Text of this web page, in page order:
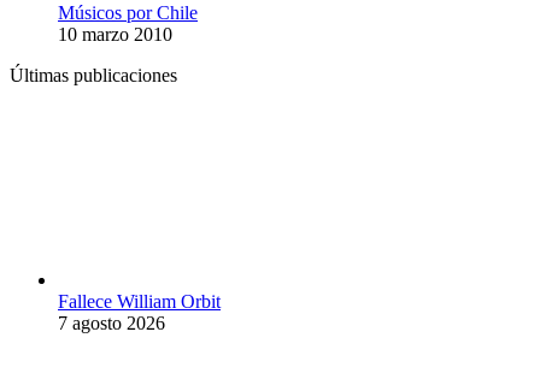
Músicos por Chile
10 marzo 2010
Últimas publicaciones
Fallece William Orbit
7 agosto 2026